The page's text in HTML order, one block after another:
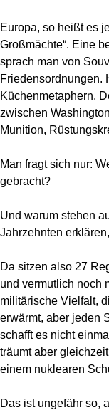
Europa, so heißt es
Großmächte“. Eine
sprach man von
Friedensordnungen.
Küchenmetaphern.
zwischen
Munition,
Man fragt sich nur:
gebracht?
Und warum stehen
Jahrzehnten
Da sitzen also 27
und vermutlich noch
militärische Vielfalt,
erwärmt, aber jeden
schafft es nicht
träumt aber
einem nuklearen
Das ist ungefähr so,